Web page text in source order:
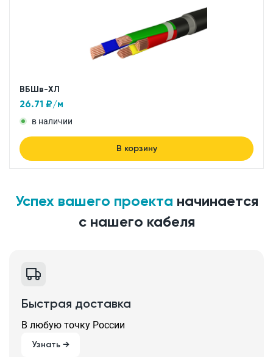
ВБШв-ХЛ
26.71 ₽/м
в наличии
В корзину
Успех вашего проекта начинается
с нашего кабеля
Быстрая доставка
В любую точку России
Узнать →